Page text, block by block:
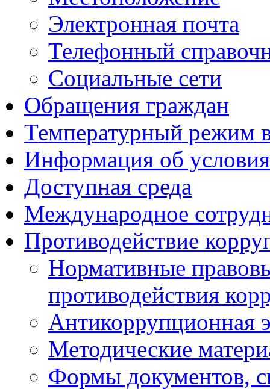
Электронная почта
Телефонный
Социальные сети
Обращения граждан
Температурный режим
Информация об
Доступная среда
Международное
Противодействие
Нормативные
противодействия
Антикоррупционная
Методические
Формы документов,